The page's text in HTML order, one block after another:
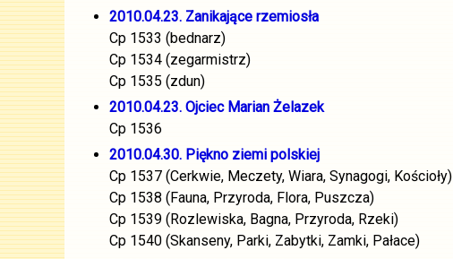
2010.04.23. Zanikające rzemiosła
Cp 1533 (bednarz)
Cp 1534 (zegarmistrz)
Cp 1535 (zdun)
2010.04.23. Ojciec Marian Żelazek
Cp 1536
2010.04.30. Piękno ziemi polskiej
Cp 1537 (Cerkwie, Meczety, Wiara, Synagogi, Kościoły)
Cp 1538 (Fauna, Przyroda, Flora, Puszcza)
Cp 1539 (Rozlewiska, Bagna, Przyroda, Rzeki)
Cp 1540 (Skanseny, Parki, Zabytki, Zamki, Pałace)